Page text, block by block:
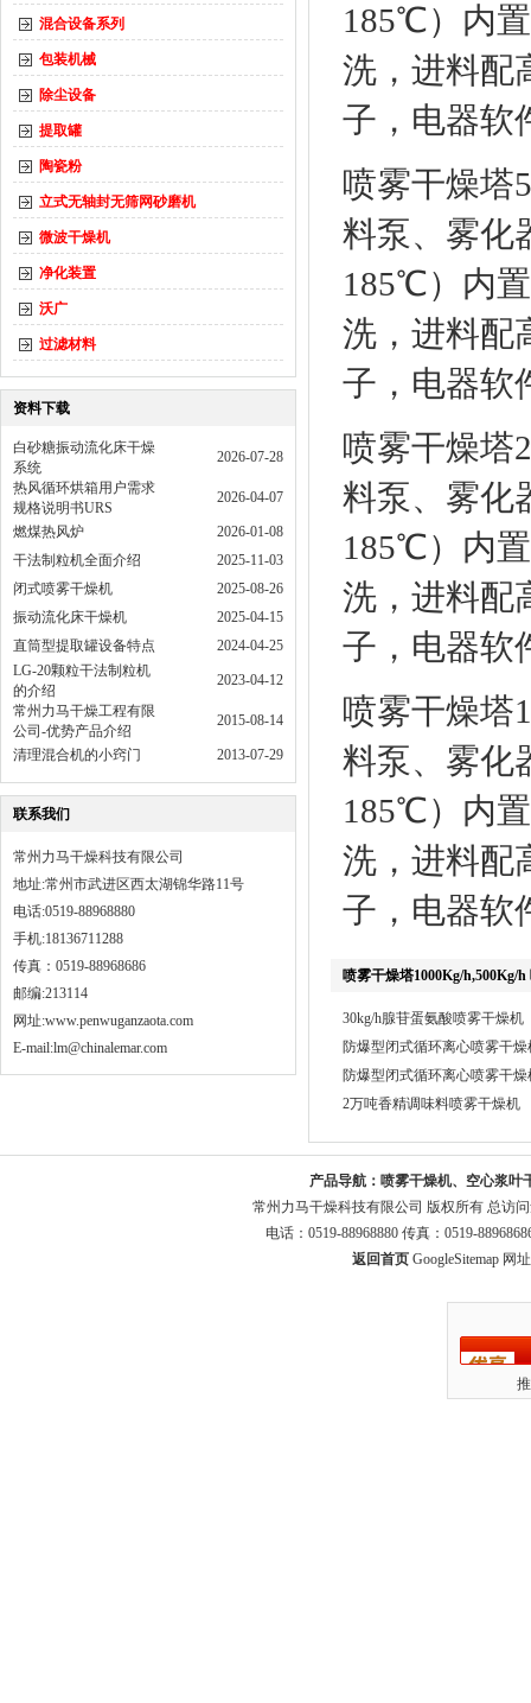
混合设备系列
包装机械
除尘设备
提取罐
陶瓷粉
立式无轴封无筛网砂磨机
微波干燥机
净化装置
沃广
过滤材料
资料下载
白砂糖振动流化床干燥
系统
2026-07-28
热风循环烘箱用户需求
规格说明书URS
2026-04-07
燃煤热风炉
2026-01-08
干法制粒机全面介绍
2025-11-03
闭式喷雾干燥机
2025-08-26
振动流化床干燥机
2025-04-15
直筒型提取罐设备特点
2024-04-25
LG-20颗粒干法制粒机
的介绍
2023-04-12
常州力马干燥工程有限
公司-优势产品介绍
2015-08-14
清理混合机的小窍门 2013-07-29
联系我们
常州力马干燥科技有限公司
地址:常州市武进区西太湖锦华路11号
电话:0519-88968880
手机:18136711288
传真：0519-88968686
邮编:213114
网址:www.penwuganzaota.com
E-mail:lm@chinalemar.com
185℃）内
洗，进料配
子，电器软
喷雾干燥塔
料泵、雾化
185℃）内
洗，进料配
子，电器软
喷雾干燥塔
料泵、雾化
185℃）内
洗，进料配
子，电器软
喷雾干燥塔
料泵、雾化
185℃）内
洗，进料配
子，电器软
喷雾干燥塔1000Kg/h,500Kg/
30kg/h腺苷蛋氨酸喷雾干燥机
防爆型闭式循环离心喷雾干燥
防爆型闭式循环离心喷雾干燥
2万吨香精调味料喷雾干燥机
产品导航： 喷雾干燥机、空心浆叶
常州力马干燥科技有限公司 版权所有 总访
电话：0519-88968880 传真：0519-
返回首页 GoogleSitemap网址